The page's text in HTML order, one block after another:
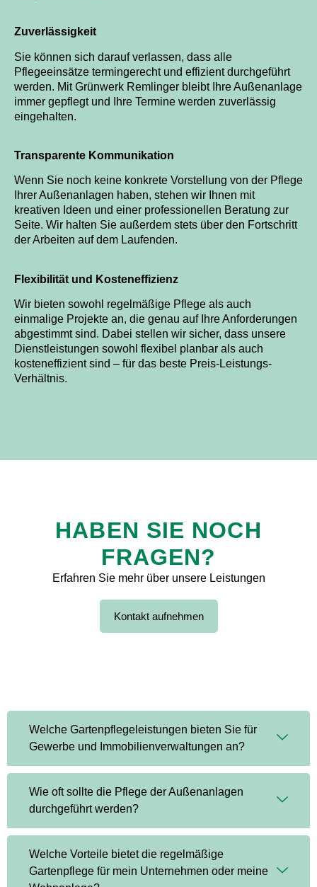
Zuverlässigkeit
Sie können sich darauf verlassen, dass alle
Pflegeeinsätze termingerecht und effizient durchgeführt
werden. Mit Grünwerk Remlinger bleibt Ihre Außenanlage
immer gepflegt und Ihre Termine werden zuverlässig
eingehalten.
Transparente Kommunikation
Wenn Sie noch keine konkrete Vorstellung von der Pflege
Ihrer Außenanlagen haben, stehen wir Ihnen mit
kreativen Ideen und einer professionellen Beratung zur
Seite. Wir halten Sie außerdem stets über den Fortschritt
der Arbeiten auf dem Laufenden.
Flexibilität und Kosteneffizienz
Wir bieten sowohl regelmäßige Pflege als auch
einmalige Projekte an, die genau auf Ihre Anforderungen
abgestimmt sind. Dabei stellen wir sicher, dass unsere
Dienstleistungen sowohl flexibel planbar als auch
kosteneffizient sind – für das beste Preis-Leistungs-
Verhältnis.
HABEN SIE NOCH
FRAGEN?
Erfahren Sie mehr über unsere Leistungen
Kontakt aufnehmen
Welche Gartenpflegeleistungen bieten Sie für
Gewerbe und Immobilienverwaltungen an?
Wie oft sollte die Pflege der Außenanlagen
durchgeführt werden?
Welche Vorteile bietet die regelmäßige
Gartenpflege für mein Unternehmen oder meine